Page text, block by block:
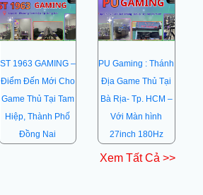
ST 1963 GAMING –
Điểm Đến Mới Cho
Game Thủ Tại Tam
Hiệp, Thành Phố
Đồng Nai
PU Gaming : Thánh
Địa Game Thủ Tại
Bà Rịa- Tp. HCM –
Với Màn hình
27inch 180Hz
Xem Tất Cả >>